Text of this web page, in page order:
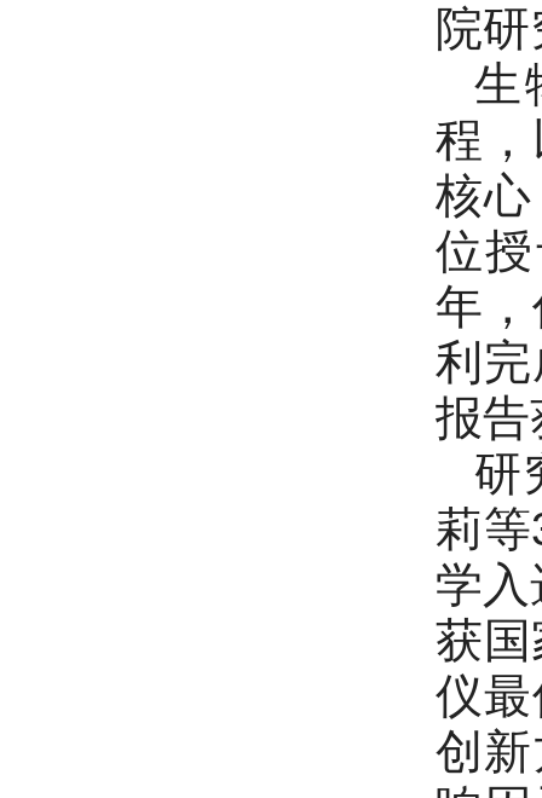
院
生
程
核
位
年
利
报告
研
莉
学
获国
仪
创